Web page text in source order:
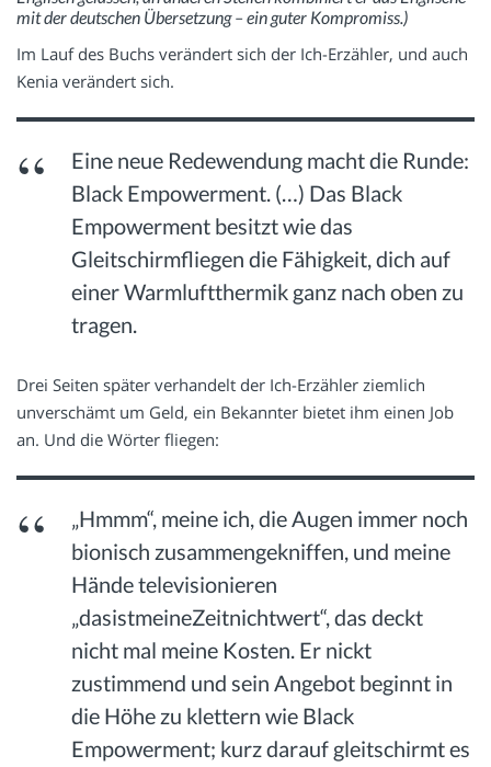
mit der deutschen Übersetzung – ein guter Kompromiss.)
Im Lauf des Buchs verändert sich der Ich-Erzähler, und auch
Kenia verändert sich.
Eine neue Redewendung macht die Runde:
Black Empowerment. (…) Das Black
Empowerment besitzt wie das
Gleitschirmfliegen die Fähigkeit, dich auf
einer Warmluftthermik ganz nach oben zu
tragen.
Drei Seiten später verhandelt der Ich-Erzähler ziemlich
unverschämt um Geld, ein Bekannter bietet ihm einen Job
an. Und die Wörter fliegen:
„Hmmm“, meine ich, die Augen immer noch
bionisch zusammengekniffen, und meine
Hände televisionieren
„dasistmeineZeitnichtwert“, das deckt
nicht mal meine Kosten. Er nickt
zustimmend und sein Angebot beginnt in
die Höhe zu klettern wie Black
Empowerment; kurz darauf gleitschirmt es